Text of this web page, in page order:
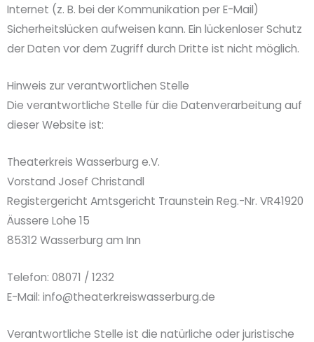
Internet (z. B. bei der Kommunikation per E-Mail)
Sicherheitslücken aufweisen kann. Ein lückenloser Schutz
der Daten vor dem Zugriff durch Dritte ist nicht möglich.
Hinweis zur verantwortlichen Stelle
Die verantwortliche Stelle für die Datenverarbeitung auf
dieser Website ist:
Theaterkreis Wasserburg e.V.
Vorstand Josef Christandl
Registergericht Amtsgericht Traunstein Reg.-Nr. VR41920
Äussere Lohe 15
85312 Wasserburg am Inn
Telefon: 08071 / 1232
E-Mail: info@theaterkreiswasserburg.de
Verantwortliche Stelle ist die natürliche oder juristische